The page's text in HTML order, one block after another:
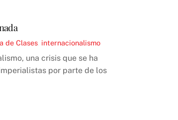
de Clases internacionalismo
una crisis que se ha
por parte de los